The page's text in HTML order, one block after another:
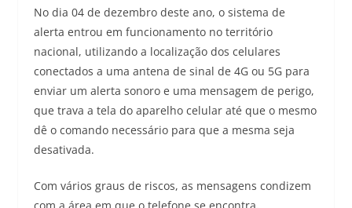
No dia 04 de dezembro deste ano, o sistema de
alerta entrou em funcionamento no território
nacional, utilizando a localização dos celulares
conectados a uma antena de sinal de 4G ou 5G para
enviar um alerta sonoro e uma mensagem de perigo,
que trava a tela do aparelho celular até que o mesmo
dê o comando necessário para que a mesma seja
desativada.
Com vários graus de riscos, as mensagens condizem
com a área em que o telefone se encontra,